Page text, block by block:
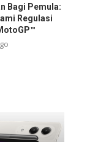
Bagi Pemula:
Regulasi